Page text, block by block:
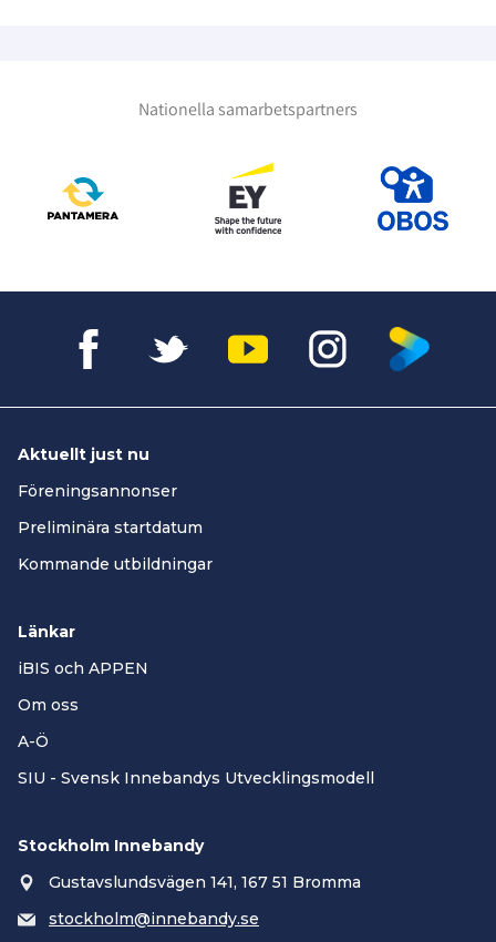
Nationella samarbetspartners
Aktuellt just nu
Föreningsannonser
Preliminära startdatum
Kommande utbildningar
Länkar
iBIS och APPEN
Om oss
A-Ö
SIU - Svensk Innebandys Utvecklingsmodell
Stockholm Innebandy
Gustavslundsvägen 141, 167 51 Bromma
stockholm@innebandy.se